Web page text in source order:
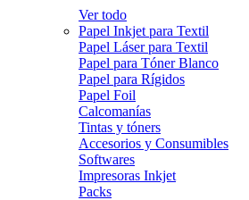
Ver todo
Papel Inkjet para Textil
Papel Láser para Textil
Papel para Tóner Blanco
Papel para Rígidos
Papel Foil
Calcomanías
Tintas y tóners
Accesorios y Consumibles
Softwares
Impresoras Inkjet
Packs